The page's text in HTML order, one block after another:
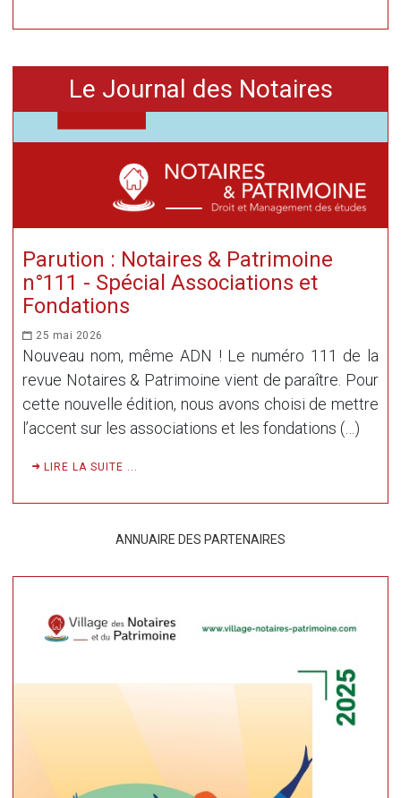
Le Journal des Notaires
Parution : Notaires & Patrimoine
n°111 - Spécial Associations et
Fondations
25 mai 2026
Nouveau nom, même ADN ! Le numéro 111 de la
revue Notaires & Patrimoine vient de paraître. Pour
cette nouvelle édition, nous avons choisi de mettre
l’accent sur les associations et les fondations (…)
LIRE LA SUITE ...
ANNUAIRE DES PARTENAIRES